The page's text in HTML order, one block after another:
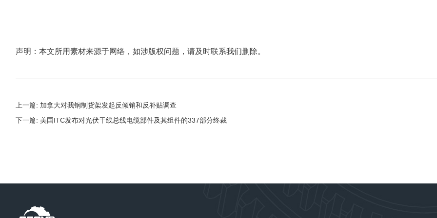
声明：本文所用素材来源于网络，如涉版权问题，请及时联系我们删除。
上一篇: 加拿大对我钢制货架发起反倾销和反补贴调查
下一篇: 美国ITC发布对光伏干线总线电缆部件及其组件的337部分终裁